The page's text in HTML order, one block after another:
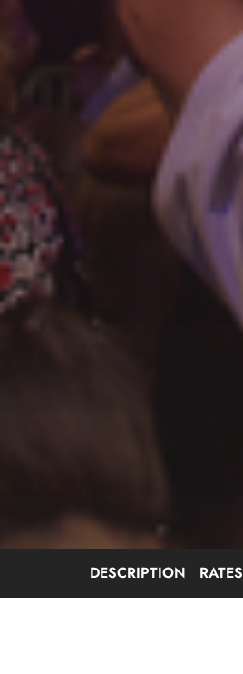
DESCRIPTION RATES